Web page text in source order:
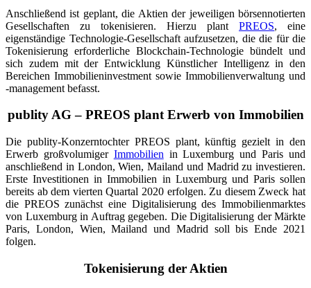
Anschließend ist geplant, die Aktien der jeweiligen börsennotierten
Gesellschaften zu tokenisieren. Hierzu plant PREOS, eine
eigenständige Technologie-Gesellschaft aufzusetzen, die die für die
Tokenisierung erforderliche Blockchain-Technologie bündelt und
sich zudem mit der Entwicklung Künstlicher Intelligenz in den
Bereichen Immobilieninvestment sowie Immobilienverwaltung und
-management befasst.
publity AG – PREOS plant Erwerb von Immobilien
Die publity-Konzerntochter PREOS plant, künftig gezielt in den
Erwerb großvolumiger Immobilien in Luxemburg und Paris und
anschließend in London, Wien, Mailand und Madrid zu investieren.
Erste Investitionen in Immobilien in Luxemburg und Paris sollen
bereits ab dem vierten Quartal 2020 erfolgen. Zu diesem Zweck hat
die PREOS zunächst eine Digitalisierung des Immobilienmarktes
von Luxemburg in Auftrag gegeben. Die Digitalisierung der Märkte
Paris, London, Wien, Mailand und Madrid soll bis Ende 2021
folgen.
Tokenisierung der Aktien